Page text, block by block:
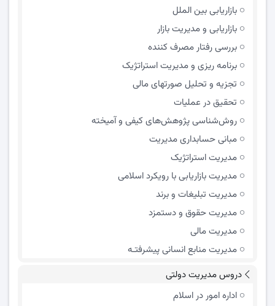
بازاریابی بین الملل
بازاریابی و مدیریت بازار
بررسی رفتار مصرف کننده
برنامه ریزی و مدیریت استراتژیک
تجزیه و تحلیل صورتهای مالی
تحقیق در عملیات
روش‌شناسی پژوهش‌های کیفی و آمیخته
مبانی حسابداری مدیریت
مدیریت استراتژیک
مدیریت بازاریابی با رویکرد اسلامی
مدیریت تبلیغات و برند
مدیریت حقوق و دستمزد
مدیریت مالی
مدیریت منابع انسانی پیشرفتـه
دروس مدیریت دولتی
اداره امور در اسلام